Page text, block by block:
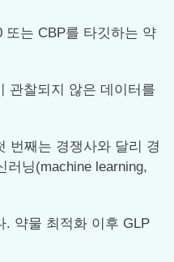
또는 CBP를 타깃하는 약
관찰되지 않은 데이터를
번째는 경쟁사와 달리 경
러닝(machine learning,
. 약물 최적화 이후 GLP